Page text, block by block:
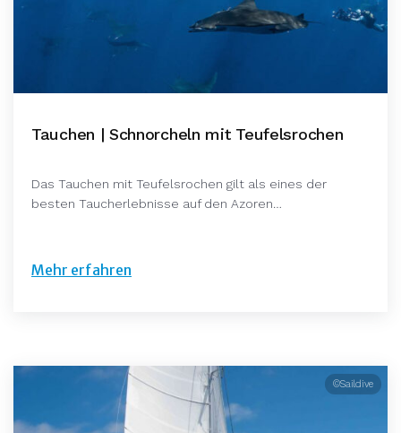
Tauchen | Schnorcheln mit Teufelsrochen
Das Tauchen mit Teufelsrochen gilt als eines der
besten Taucherlebnisse auf den Azoren…
Mehr erfahren
©Saildive